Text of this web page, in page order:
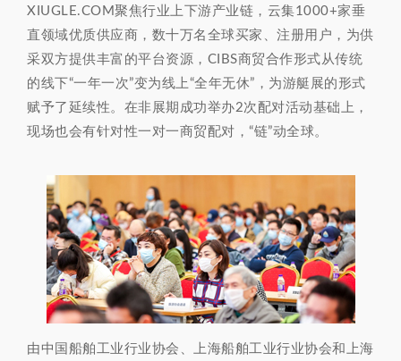
XIUGLE.COM聚焦行业上下游产业链，云集1000+家垂
直领域优质供应商，数十万名全球买家、注册用户，为供
采双方提供丰富的平台资源，CIBS商贸合作形式从传统
的线下“一年一次”变为线上“全年无休”，为游艇展的形式
赋予了延续性。在非展期成功举办2次配对活动基础上，
现场也会有针对性一对一商贸配对，“链”动全球。
由中国船舶工业行业协会、上海船舶工业行业协会和上海